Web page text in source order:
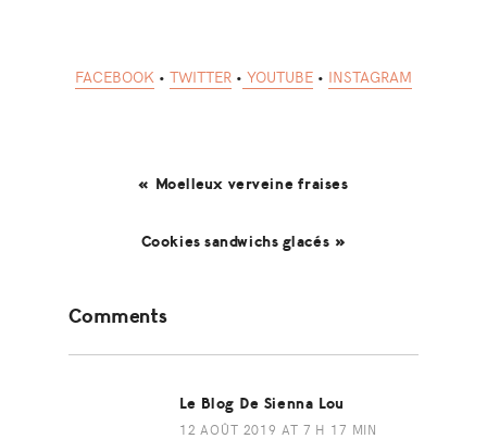
FACEBOOK • TWITTER • YOUTUBE • INSTAGRAM
« Moelleux verveine fraises
Cookies sandwichs glacés »
Interactions
Comments
Le Blog De Sienna Lou
12 AOÛT 2019 AT 7 H 17 MIN